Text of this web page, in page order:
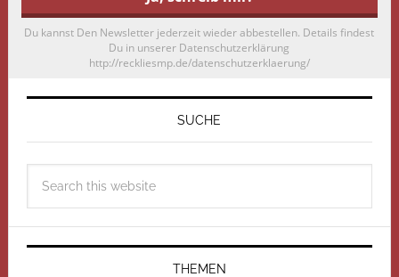
Du kannst Den Newsletter jederzeit wieder abbestellen. Details findest
Du in unserer Datenschutzerklärung
http://reckliesmp.de/datenschutzerklaerung/
SUCHE
THEMEN